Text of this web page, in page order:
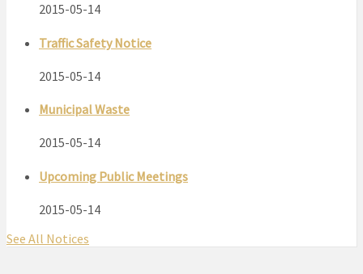
2015-05-14
Traffic Safety Notice
2015-05-14
Municipal Waste
2015-05-14
Upcoming Public Meetings
2015-05-14
See All Notices